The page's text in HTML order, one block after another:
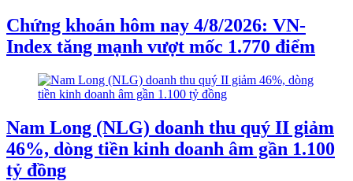
Chứng khoán hôm nay 4/8/2026: VN-
Index tăng mạnh vượt mốc 1.770 điểm
Nam Long (NLG) doanh thu quý II giảm
46%, dòng tiền kinh doanh âm gần 1.100
tỷ đồng